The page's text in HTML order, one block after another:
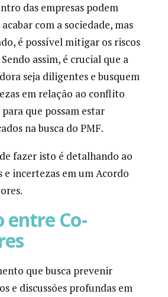
das empresas podem
com a sociedade, mas
é possível mitigar os riscos
assim, é crucial que a
seja diligentes e busquem
em relação ao conflito
que possam estar
na busca do PMF.
fazer isto é detalhando ao
e incertezas em um Acordo
entre Co-
que busca prevenir
e discussões profundas em